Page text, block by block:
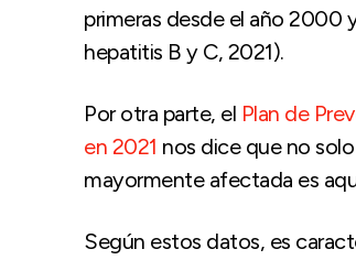
primeras desde el año 2000
hepatitis B y C, 2021).
Por otra parte, el Plan de
en 2021 nos dice que no
mayormente afectada es
Según estos datos, es